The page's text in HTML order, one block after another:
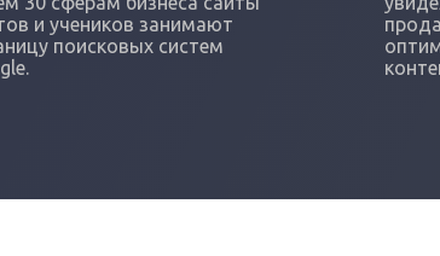
и учеников занимают
поисковых систем